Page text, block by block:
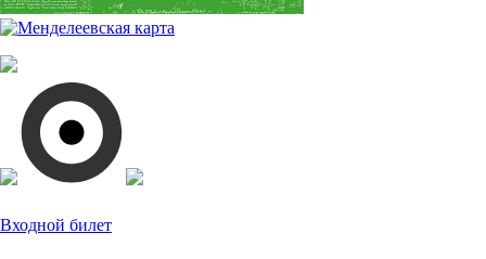
Входной билет